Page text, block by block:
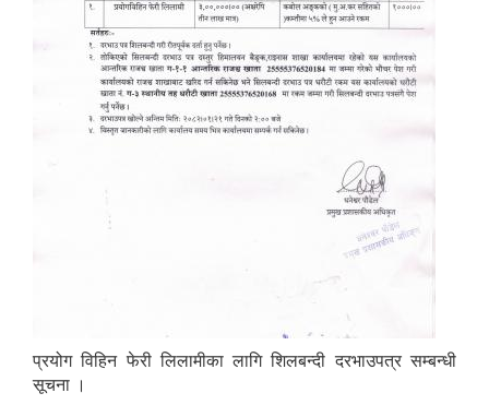
प्रयोग विहिन फेरी लिलामीका लागि शिलबन्दी दरभाउपत्र सम्बन्धी
सूचना ।